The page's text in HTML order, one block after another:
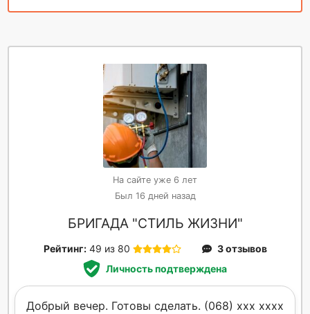
На сайте уже 6 лет
Был 16 дней назад
БРИГАДА "СТИЛЬ ЖИЗНИ"
Рейтинг: 49 из 80
3 отзывов
Личность подтверждена
Добрый вечер. Готовы сделать. (068) xxx xxxx